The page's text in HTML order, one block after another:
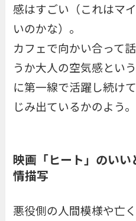
感はすごい（これはマ
いのかな）。
カフェで向かい合って
うか大人の空気感とい
に第一線で活躍し続け
じみ出ているかのよう。
映画「ヒート」のい
情描写
悪役側の人間模様や亡